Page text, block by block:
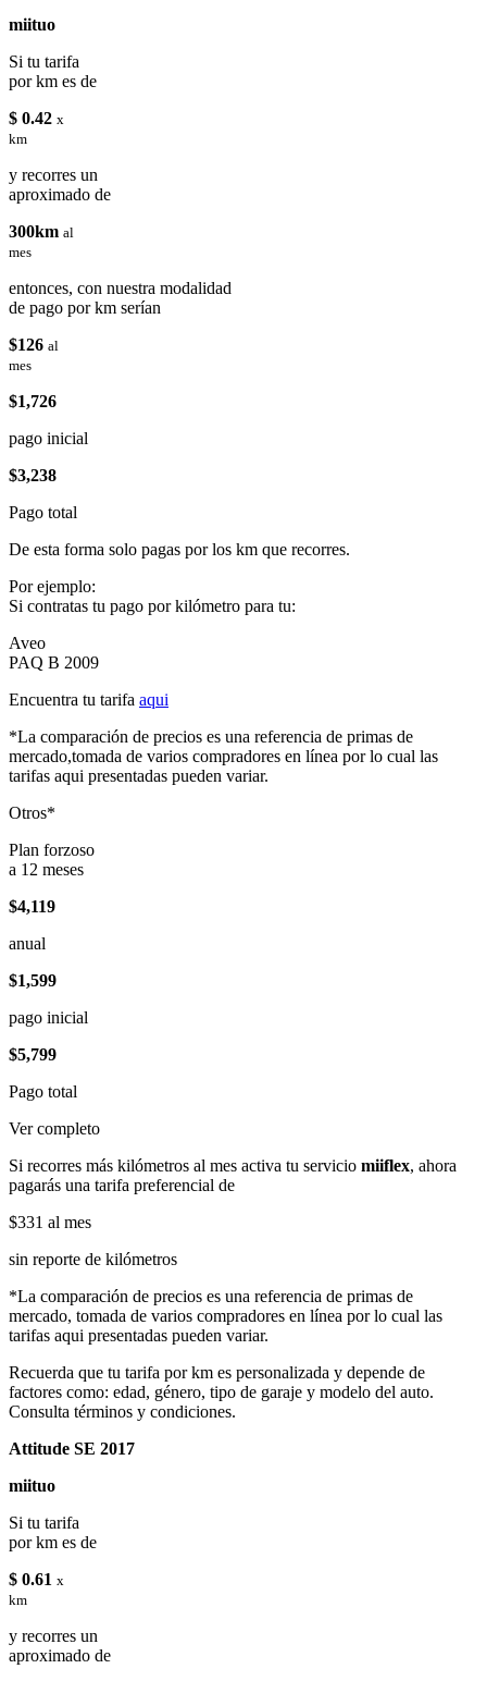
miituo
Si tu tarifa
por km es de
$ 0.42 x
km
y recorres un
aproximado de
300km al
mes
entonces, con nuestra modalidad
de pago por km serían
$126 al
mes
$1,726
pago inicial
$3,238
Pago total
De esta forma solo pagas por los km que recorres.
Por ejemplo:
Si contratas tu pago por kilómetro para tu:
Aveo
PAQ B 2009
Encuentra tu tarifa aqui
*La comparación de precios es una referencia de primas de
mercado,tomada de varios compradores en línea por lo cual las
tarifas aqui presentadas pueden variar.
Otros*
Plan forzoso
a 12 meses
$4,119
anual
$1,599
pago inicial
$5,799
Pago total
Ver completo
Si recorres más kilómetros al mes activa tu servicio miiflex, ahora
pagarás una tarifa preferencial de
$331 al mes
sin reporte de kilómetros
*La comparación de precios es una referencia de primas de
mercado, tomada de varios compradores en línea por lo cual las
tarifas aqui presentadas pueden variar.
Recuerda que tu tarifa por km es personalizada y depende de
factores como: edad, género, tipo de garaje y modelo del auto.
Consulta términos y condiciones.
Attitude SE 2017
miituo
Si tu tarifa
por km es de
$ 0.61 x
km
y recorres un
aproximado de